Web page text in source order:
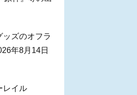
ッズのオフラ
年8月14日
レイル